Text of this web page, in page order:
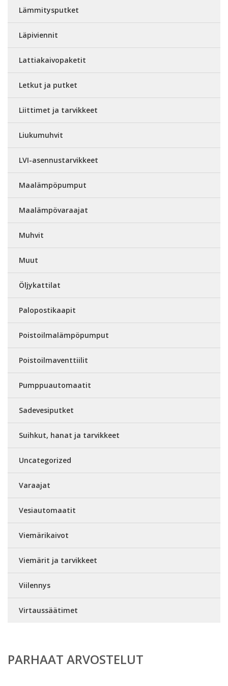
Lämmitysputket
Läpiviennit
Lattiakaivopaketit
Letkut ja putket
Liittimet ja tarvikkeet
Liukumuhvit
LVI-asennustarvikkeet
Maalämpöpumput
Maalämpövaraajat
Muhvit
Muut
Öljykattilat
Palopostikaapit
Poistoilmalämpöpumput
Poistoilmaventtiilit
Pumppuautomaatit
Sadevesiputket
Suihkut, hanat ja tarvikkeet
Uncategorized
Varaajat
Vesiautomaatit
Viemärikaivot
Viemärit ja tarvikkeet
Viilennys
Virtaussäätimet
PARHAAT ARVOSTELUT